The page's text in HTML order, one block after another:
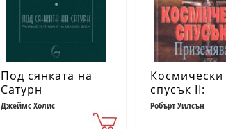
Под сянката на
Сатурн
Джеймс Холис
Космически
спусък II:
Приземяване
Робърт Уилсън